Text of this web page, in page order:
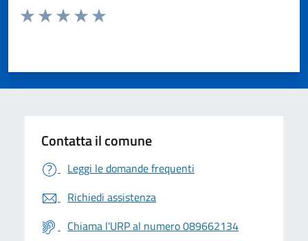
Valuta da 1 a 5 stelle la pagina
Contatta il comune
Leggi le domande frequenti
Richiedi assistenza
Chiama l'URP al numero 089662134